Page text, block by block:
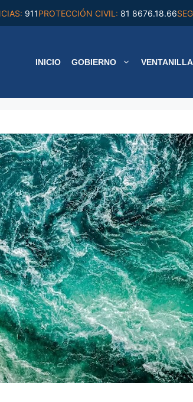
911PROTECCIÓN CIVIL: 81 8676.18.66
INICIO GOBIERNO